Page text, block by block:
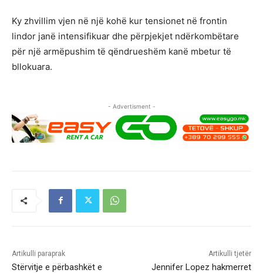
Ky zhvillim vjen në një kohë kur tensionet në frontin
lindor janë intensifikuar dhe përpjekjet ndërkombëtare
për një armëpushim të qëndrueshëm kanë mbetur të
bllokuara.
- Advertisment -
Artikulli paraprak
Stërvitje e përbashkët e
Artikulli tjetër
Jennifer Lopez hakmerret